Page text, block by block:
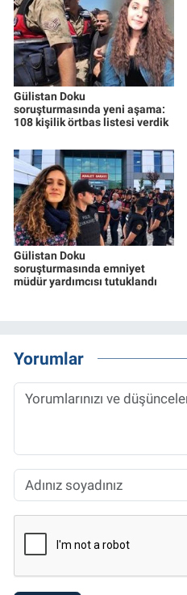
Gülistan Doku
soruşturmasında yeni aşama:
108 kişilik örtbas listesi verdik
Gülistan Doku
soruşturmasında emniyet
müdür yardımcısı tutuklandı
Yorumlar